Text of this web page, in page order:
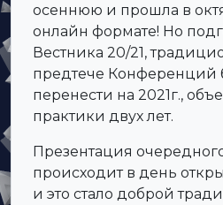
осеннюю и прошла в
онлайн формате! Но
Вестника 20/21,
предтече Конференций
перенести на 2021г.,
практики двух лет.
Презентация
происходит в день
и это стало доброй